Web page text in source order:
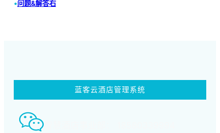
•问题&解答右
蓝客云酒店管理系统
智慧酒店事业部： 18580339994